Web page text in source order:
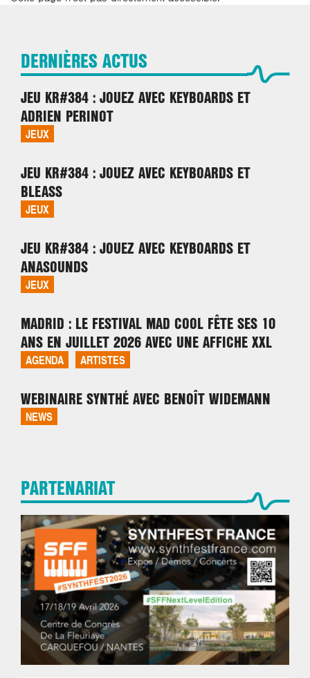
DERNIÈRES ACTUS
JEU KR#384 : JOUEZ AVEC KEYBOARDS ET
ADRIEN PERINOT
JEUX
JEU KR#384 : JOUEZ AVEC KEYBOARDS ET
BLEASS
JEUX
JEU KR#384 : JOUEZ AVEC KEYBOARDS ET
ANASOUNDS
JEUX
MADRID : LE FESTIVAL MAD COOL FÊTE SES 10
ANS EN JUILLET 2026 AVEC UNE AFFICHE XXL
AGENDA ARTISTES
WEBINAIRE SYNTHÉ AVEC BENOÎT WIDEMANN
NEWS
PARTENARIAT